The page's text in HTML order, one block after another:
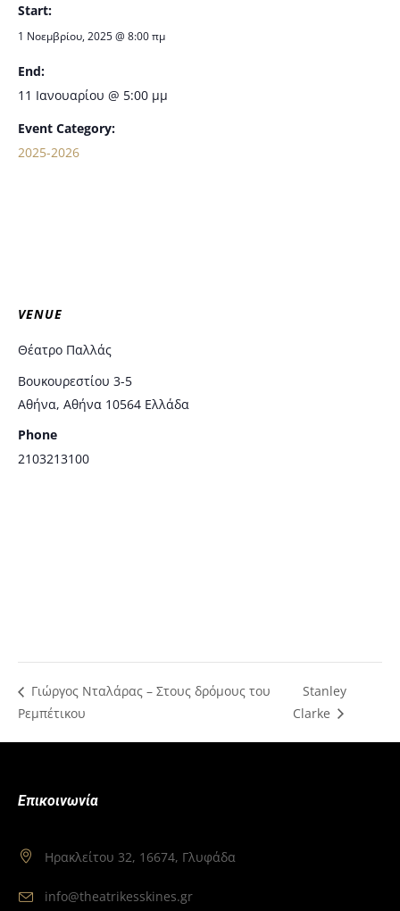
Start:
1 Νοεμβρίου, 2025 @ 8:00 πμ
End:
11 Ιανουαρίου @ 5:00 μμ
Event Category:
2025-2026
VENUE
Θέατρο Παλλάς
Βουκουρεστίου 3-5
Αθήνα, Αθήνα 10564 Ελλάδα
Phone
2103213100
Γιώργος Νταλάρας – Στους δρόμους του
Ρεμπέτικου
Stanley
Clarke
Επικοινωνία
Ηρακλείτου 32, 16674, Γλυφάδα
info@theatrikesskines.gr